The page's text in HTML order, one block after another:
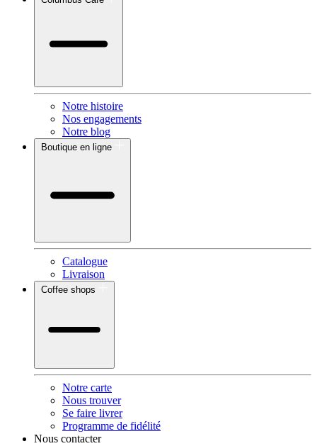
Notre histoire
Nos engagements
Notre blog
Boutique en ligne
Catalogue
Livraison
Coffee shops
Notre carte
Nous trouver
Se faire livrer
Programme de fidélité
Nous contacter